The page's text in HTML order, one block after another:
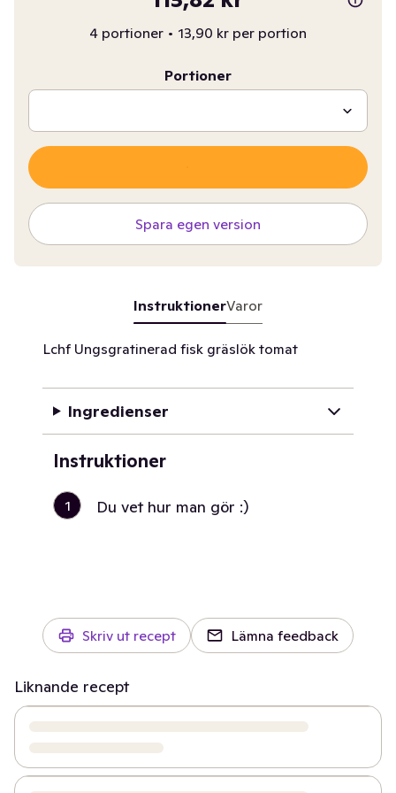
4 portioner • 13,90 kr per portion
Portioner
Spara egen version
InstruktionerVaror
Lchf Ungsgratinerad fisk gräslök tomat
Ingredienser
Instruktioner
1 Du vet hur man gör :)
Skriv ut recept Lämna feedback
Liknande recept